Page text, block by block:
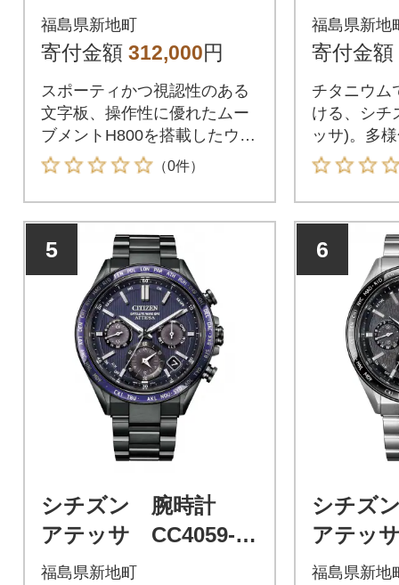
0-03L
福島県新地町
寄付金額 312,000円
スポーティかつ視認性のある
文字板、操作性に優れたムー
ブメントH800を搭載したウオ
ッチ。
（0件）
W
福島県新地
寄付金額
チタニウム
ける、シチ
ッサ)。多
タイルに合
イルとカジ
える、力強
の「ACT
タンとデ
組み合わ
る表情を
なモデルで
5
シチズン 腕時計
アテッサ CC4059-64
L
福島県新地町
6
シチ
アテッ
X
福島県新地